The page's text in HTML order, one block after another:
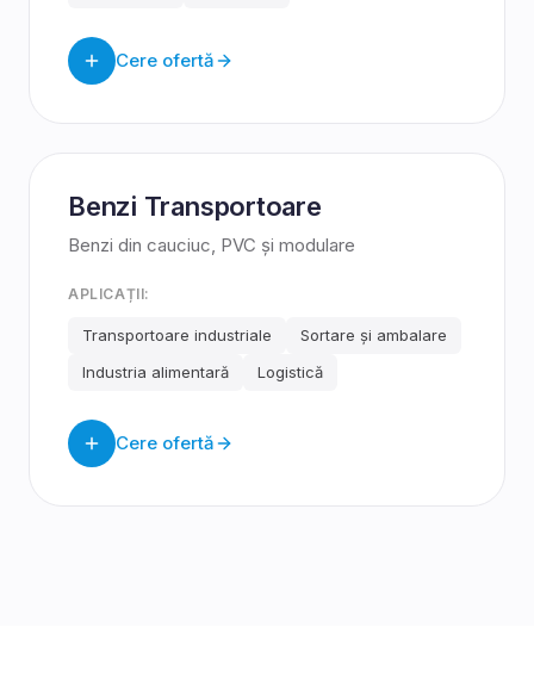
Cere ofertă
Benzi Transportoare
Benzi din cauciuc, PVC și modulare
APLICAȚII:
Transportoare industriale
Sortare și ambalare
Industria alimentară
Logistică
Cere ofertă